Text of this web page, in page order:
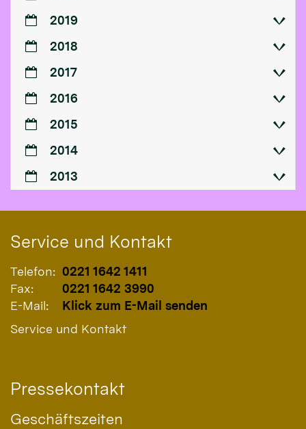
2019
2018
2017
2016
2015
2014
2013
Service und Kontakt
Telefon: 0221 1642 1411
Fax:
0221 1642 3990
E-Mail:
Klick zum E-Mail senden
Service und Kontakt
Pressekontakt
Geschäftszeiten